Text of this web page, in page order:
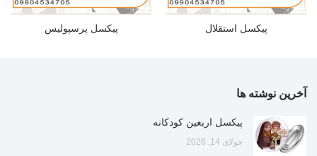
پیکسل استقلال پیکسل پرسپولیس
آخرین نوشته ها
پیکسل اربعین کودکانه
جولای 14, 2026